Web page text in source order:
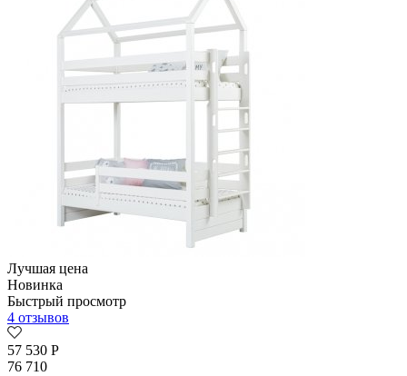
Лучшая цена
Новинка
Быстрый просмотр
4 отзывов
57 530 Р
76 710